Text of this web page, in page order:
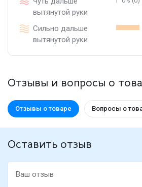
вытянутой руки
Сильно дальше
вытянутой руки
Отзывы и вопросы о
Отзывы о товаре Вопросы о
Оставить отзыв